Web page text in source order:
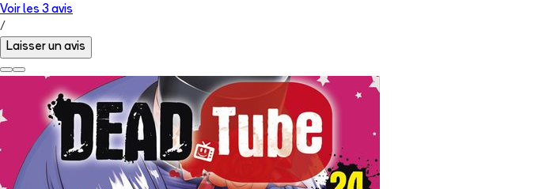
Voir les 3 avis
/
Laisser un avis